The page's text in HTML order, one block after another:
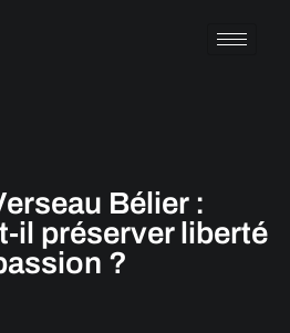
Bélier :
il préserver liberté
?